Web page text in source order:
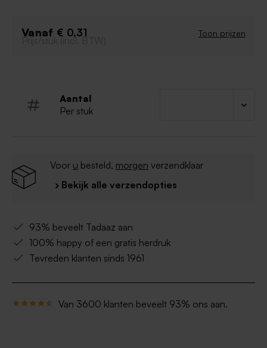
resultaat!
Vanaf € 0,31 Toon prijzen
Prijs/stuk (incl. BTW)
Aantal
Per stuk
Voor u besteld, morgen verzendklaar
› Bekijk alle verzendopties
93% beveelt Tadaaz aan
100% happy of een gratis herdruk
Tevreden klanten sinds 1961
Van 3600 klanten beveelt 93% ons aan.